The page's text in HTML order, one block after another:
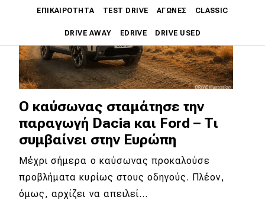
ΕΠΙΚΑΙΡΌΤΗΤΑ TEST DRIVE ΑΓΏΝΕΣ CLASSIC
DRIVE AWAY EDRIVE DRIVE USED
Main navigation
Επικαιρότητα
Νέα μοντέλα
Πρωτότυπα
Ελλάδα
Κόσμος
Τεχνολογία
Ο καύσωνας σταμάτησε την
παραγωγή Dacia και Ford – Τι
συμβαίνει στην Ευρώπη
Μέχρι σήμερα ο καύσωνας προκαλούσε
προβλήματα κυρίως στους οδηγούς. Πλέον,
όμως, αρχίζει να απειλεί…